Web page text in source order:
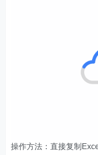
操作方法：直接复制